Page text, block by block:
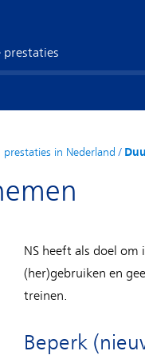
prestaties
in Nederland /
NS heeft als doel
(her)gebruiken en
treinen.
Beperk